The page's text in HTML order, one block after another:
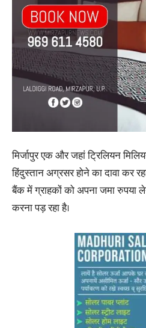
मिर्जापुर एक और जहां ट्रिलियन
हिंदुस्तान अग्रसर होने का दावा कर
बैंक में ग्राहकों को अपना जमा रुपया
करना पड़ रहा है।